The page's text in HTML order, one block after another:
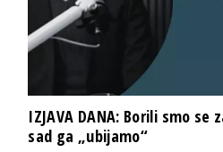
IZJAVA DANA: Borili smo se
sad ga „ubijamo“